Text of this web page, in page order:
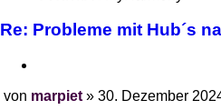
Re: Probleme mit Hub´s
von marpiet » 30. Dezember